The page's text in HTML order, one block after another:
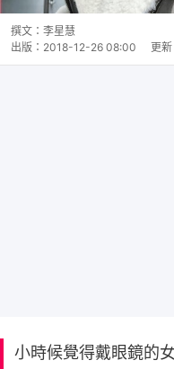
撰文： 李星慧
出版： 2018-12-26 08:00 更新
小時候覺得戴眼鏡的